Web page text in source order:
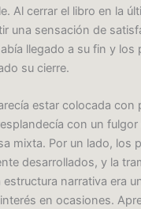
Al cerrar el libro en la
una sensación de
llegado a su fin y los
su cierre.
estar colocada con
con un
mixta. Por un lado, los
desarrollados, y la
estructura narrativa era
en ocasiones.